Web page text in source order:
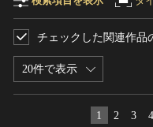
トップ
20件で表示
チェックした関連作品
1 2 3 4
検索項目
フリーワード